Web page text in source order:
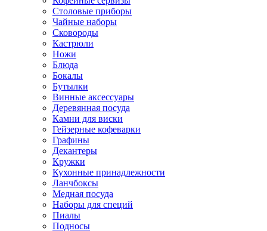
Столовые приборы
Чайные наборы
Сковороды
Кастрюли
Ножи
Блюда
Бокалы
Бутылки
Винные аксессуары
Деревянная посуда
Камни для виски
Гейзерные кофеварки
Графины
Декантеры
Кружки
Кухонные принадлежности
Ланчбоксы
Медная посуда
Наборы для специй
Пиалы
Подносы